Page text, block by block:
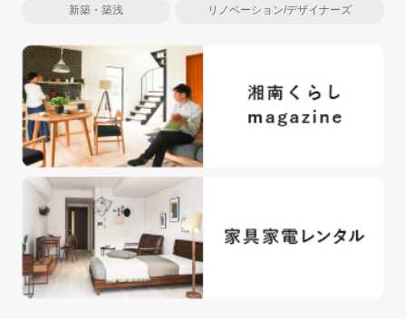
新築・築浅 リノベーション/デザイナーズ